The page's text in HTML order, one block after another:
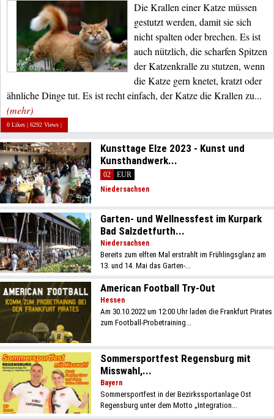
Die Krallen einer Katze müssen
gestutzt werden, damit sie sich
nicht spalten oder brechen. Es ist
auch nützlich, die scharfen Spitzen
der Katzenkralle zu stutzen, wenn
die Katze gern knetet, kratzt oder
ähnliche Dinge tut. Es ist recht einfach, der Katze die Krallen zu...
(mehr)
0 Likes | 6292 Views |
Kunsttage Elze 2023 - Kunst und
Kunsthandwerk...
02
EUR
Niedersachsen
Garten- und Wellnessfest im Kurpark
Bad Salzdetfurth...
Niedersachsen
Bereits zum elften Mal erstrahlt im Frühlingsglanz am
13. und 14. Mai das Garten-...
American Football Try-Out
Hessen
Am 30.10.2022 um 12:00 Uhr laden die Frankfurt Pirates
zum Football-Probetraining...
Sommersportfest Regensburg mit
Misswahl,...
Bayern
Sommersportfest in der Bezirkssportanlage Ost
Regensburg unter dem Motto „Integration...